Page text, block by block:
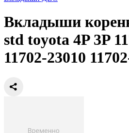
Вкладыши
std toyota 4P 3P
11702-23010